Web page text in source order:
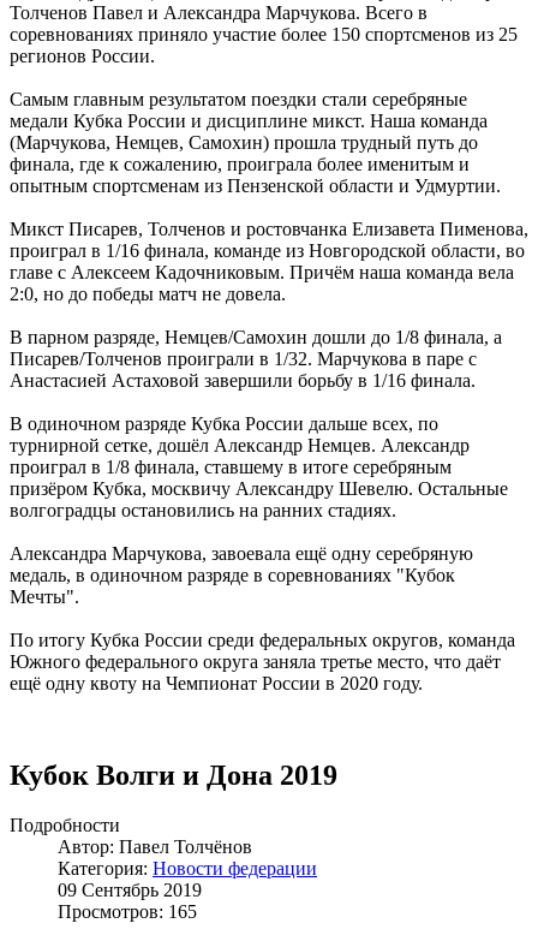
Толченов Павел и Александра Марчукова. Всего в
соревнованиях приняло участие более 150 спортсменов из 25
регионов России.
Самым главным результатом поездки стали серебряные
медали Кубка России и дисциплине микст. Наша команда
(Марчукова, Немцев, Самохин) прошла трудный путь до
финала, где к сожалению, проиграла более именитым и
опытным спортсменам из Пензенской области и Удмуртии.
Микст Писарев, Толченов и ростовчанка Елизавета Пименова,
проиграл в 1/16 финала, команде из Новгородской области, во
главе с Алексеем Кадочниковым. Причём наша команда вела
2:0, но до победы матч не довела.
В парном разряде, Немцев/Самохин дошли до 1/8 финала, а
Писарев/Толченов проиграли в 1/32. Марчукова в паре с
Анастасией Астаховой завершили борьбу в 1/16 финала.
В одиночном разряде Кубка России дальше всех, по
турнирной сетке, дошёл Александр Немцев. Александр
проиграл в 1/8 финала, ставшему в итоге серебряным
призёром Кубка, москвичу Александру Шевелю. Остальные
волгоградцы остановились на ранних стадиях.
Александра Марчукова, завоевала ещё одну серебряную
медаль, в одиночном разряде в соревнованиях "Кубок
Мечты".
По итогу Кубка России среди федеральных округов, команда
Южного федерального округа заняла третье место, что даёт
ещё одну квоту на Чемпионат России в 2020 году.
Кубок Волги и Дона 2019
Подробности
Автор: Павел Толчёнов
Категория: Новости федерации
09 Сентябрь 2019
Просмотров: 165